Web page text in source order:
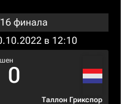
финала
в 12:10
0
Таллон Грикспор